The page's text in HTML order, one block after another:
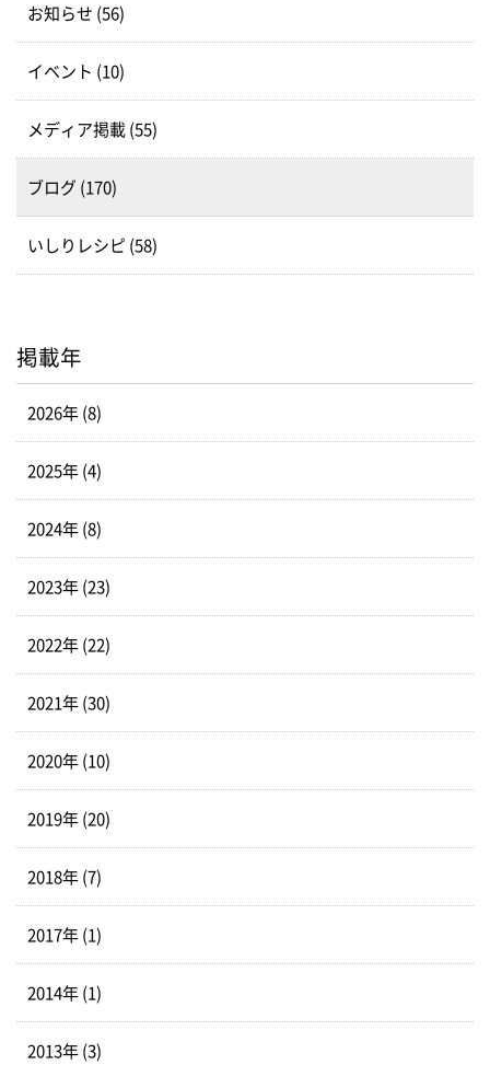
お知らせ (56)
イベント (10)
メディア掲載 (55)
ブログ (170)
いしりレシピ (58)
掲載年
2026年 (8)
2025年 (4)
2024年 (8)
2023年 (23)
2022年 (22)
2021年 (30)
2020年 (10)
2019年 (20)
2018年 (7)
2017年 (1)
2014年 (1)
2013年 (3)